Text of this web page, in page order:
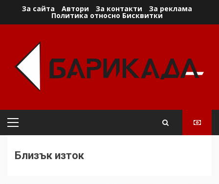
За сайта Автори За контакти За реклама
Политика относно Бисквитки
Primary
Близък изток